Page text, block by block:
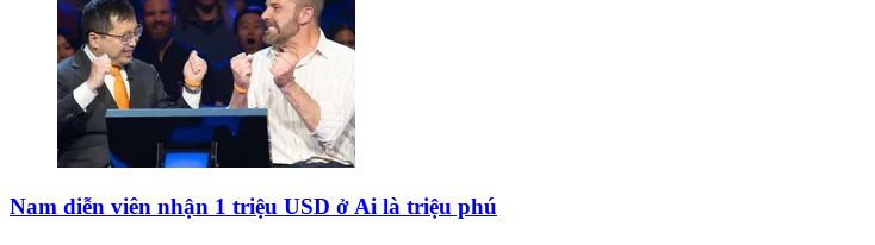
Nam diễn viên nhận 1 triệu USD ở Ai là triệu phú